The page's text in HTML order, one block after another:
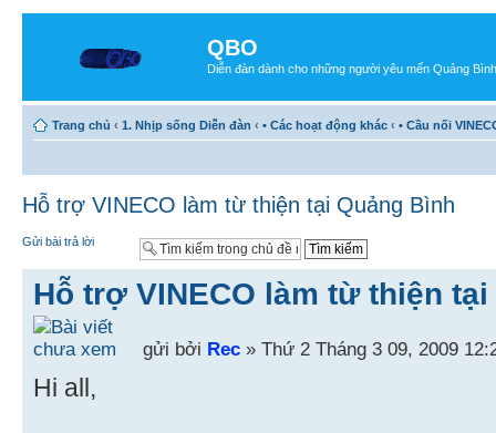
QBO
Diễn đàn dành cho những người yêu mến Quảng Bình
Trang chủ ‹ 1. Nhịp sống Diễn đàn ‹ • Các hoạt động khác ‹ • Cầu nối
Hỗ trợ VINECO làm từ thiện tại Quảng Bình
Gửi bài trả lời
Hỗ trợ VINECO làm từ thiện
gửi bởi Rec » Thứ 2 Tháng 3 09, 2009
Hi all,